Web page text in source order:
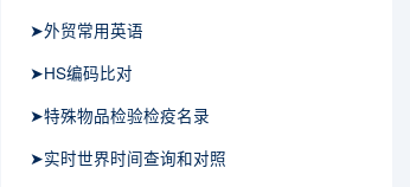
➤外贸常用英语
➤HS编码比对
➤特殊物品检验检疫名录
➤实时世界时间查询和对照